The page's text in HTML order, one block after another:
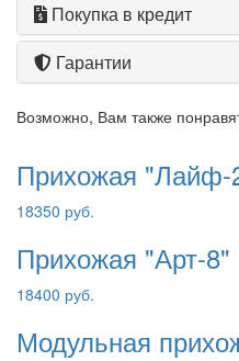
Покупка в кредит
Гарантии
Возможно, Вам также
Прихожая "Лайф-
18350 руб.
Прихожая "Арт-8"
18400 руб.
Модульная